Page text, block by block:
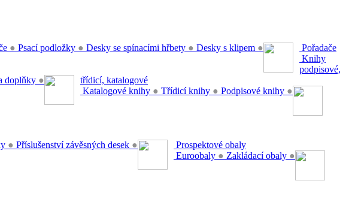
● Psací podložky ● Desky se spínacími hřbety ● Desky s klipem ● Pořadače
doplňky ●
Knihy
podpisové,
třídicí, katalogové
Katalogové knihy ● Třídicí knihy ● Podpisové knihy ●
● Příslušenství závěsných desek ●
Prospektové obaly
Euroobaly ● Zakládací obaly ●